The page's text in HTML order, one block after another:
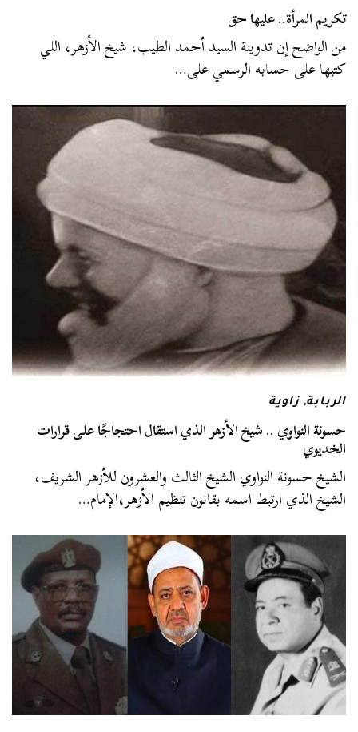
تكريم المرأة.. عليها حق
من الواضح إن تدوينة السيد أحمد الطيب، شيخ الأزهر، اللي
كتبها على حسابه الرسمي على…
الربابة, زاوية
حسونة النواوي .. شيخ الأزهر الذي استقال احتجاجًا على قرارات
الخديوي
الشيخ حسونة النواوي الشيخ الثالث والعشرون للأزهر الشريف،
الشيخ الذي ارتبط اسمه بقانون تنظيم الأزهر،الإمام…